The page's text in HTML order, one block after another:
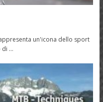
un'icona dello sport
di …